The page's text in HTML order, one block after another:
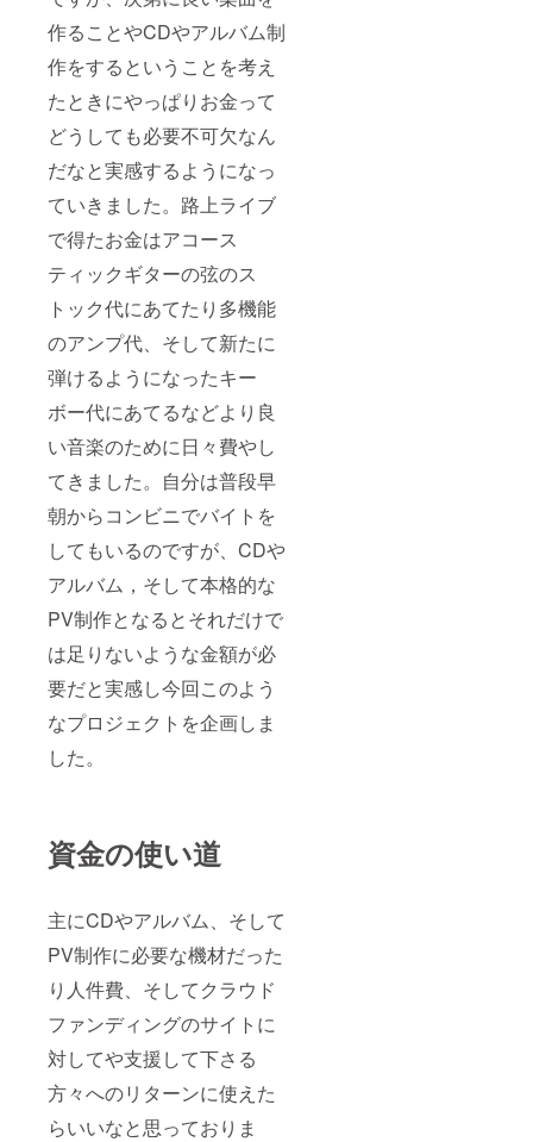
作ることやCDやアルバム制
作をするということを考え
たときにやっぱりお金って
どうしても必要不可欠なん
だなと実感するようになっ
ていきました。路上ライブ
で得たお金はアコース
ティックギターの弦のス
トック代にあてたり多機能
のアンプ代、そして新たに
弾けるようになったキー
ボー代にあてるなどより良
い音楽のために日々費やし
てきました。自分は普段早
朝からコンビニでバイトを
してもいるのですが、CDや
アルバム，そして本格的な
PV制作となるとそれだけで
は足りないような金額が必
要だと実感し今回このよう
なプロジェクトを企画しま
した。
資金の使い道
主にCDやアルバム、そして
PV制作に必要な機材だった
り人件費、そしてクラウド
ファンディングのサイトに
対してや支援して下さる
方々へのリターンに使えた
らいいなと思っておりま